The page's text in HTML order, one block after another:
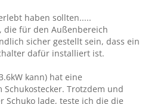
haben sollten.....
die für den Außenbereich
sicher gestellt sein, dass ein
dafür installiert ist.
kann) hat eine
Trotzdem und
Schuko lade, teste ich die die